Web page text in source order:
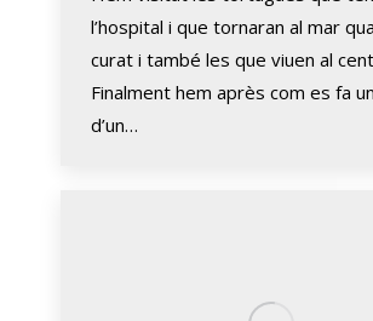
l’hospital i que tornaran al mar
curat i també les que viuen al
Finalment hem après com es fa
d’un…